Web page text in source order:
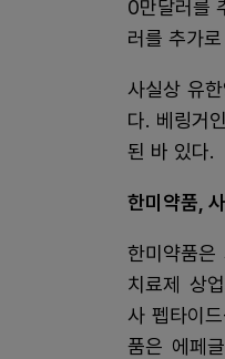
0만달러를
러를 추가
사실상 유
다. 베링거
된 바 있다.
한미약품,
한미약품은
치료제 상
사 펩타이
품은 에페